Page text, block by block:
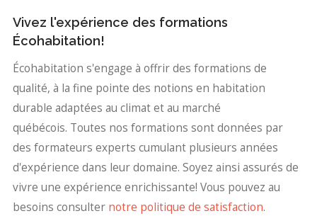
respectant les rigoureux critères de la
certification Passiv Haus.
Félix est coach et formateur pour l’organisme
Écohabitation depuis 2014.
Vivez l'expérience des formations
Écohabitation!
Écohabitation s'engage à offrir des formations de
qualité, à la fine pointe des notions en habitation
durable adaptées au climat et au marché
québécois. Toutes nos formations sont données par
des formateurs experts cumulant plusieurs années
d'expérience dans leur domaine. Soyez ainsi assurés de
vivre une expérience enrichissante! Vous pouvez au
besoins consulter notre politique de satisfaction.